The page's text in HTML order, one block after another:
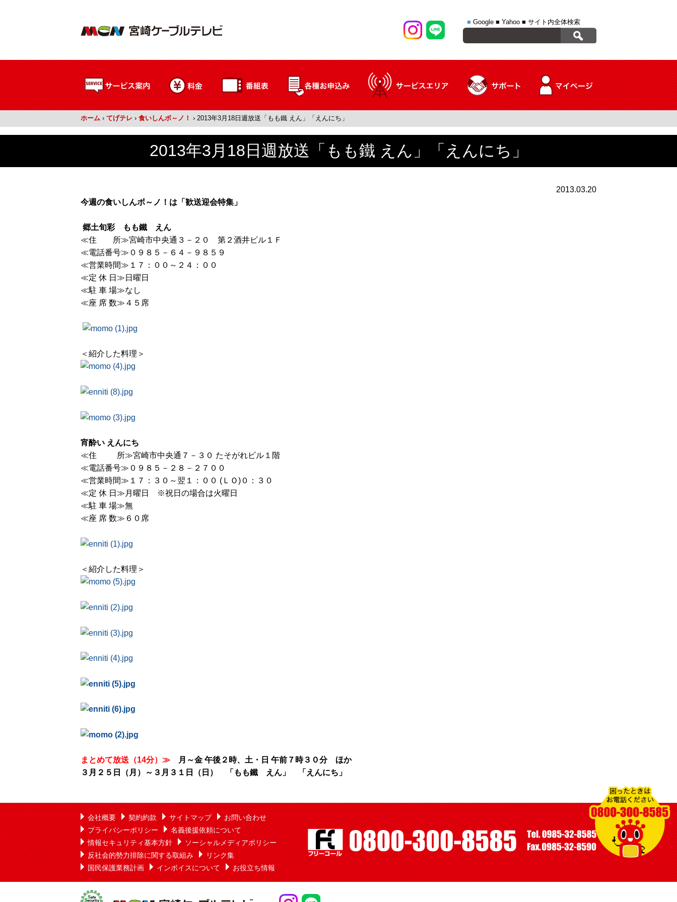
■ Google ■ Yahoo ■ サイト内全体検索
ホーム › てげテレ › 食いしんボ～ノ！ › 2013年3月18日週放送「もも鐵 えん」「えんにち」
2013年3月18日週放送「もも鐵 えん」「えんにち」
2013.03.20
今週の食いしんボ～ノ！は「歓送迎会特集」
郷土旬彩 もも鐵 えん
≪住 所≫宮崎市中央通３－２０ 第２酒井ビル１Ｆ
≪電話番号≫０９８５－６４－９８５９
≪営業時間≫１７：００～２４：００
≪定 休 日≫日曜日
≪駐 車 場≫なし
≪座 席 数≫４５席
＜紹介した料理＞
宵酔い えんにち
≪住 所≫宮崎市中央通７－３０ たそがれビル１階
≪電話番号≫０９８５－２８－２７００
≪営業時間≫１７：３０～翌１：００ (ＬＯ)０：３０
≪定 休 日≫月曜日 ※祝日の場合は火曜日
≪駐 車 場≫無
≪座 席 数≫６０席
＜紹介した料理＞
まとめて放送（14分）≫ 月～金 午後２時、土・日 午前７時３０分 ほか
３月２５日（月）～３月３１日（日） 「もも鐵 えん」 「えんにち」
会社概要 契約約款 サイトマップ
お問い合わせ
プライバシーポリシー
名義後援依頼について
情報セキュリティ基本方針
ソーシャルメディアポリシー
反社会的勢力排除に関する取組み
リンク集
国民保護業務計画
インボイスについて お役立ち情報